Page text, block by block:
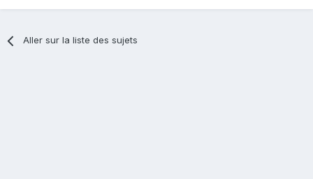
Aller sur la liste des sujets